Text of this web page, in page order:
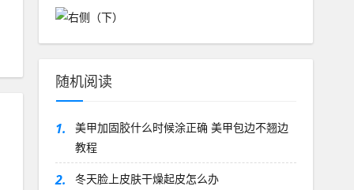
随机阅读
1.
美甲加固胶什么时候涂正确 美甲包边不翘边
教程
2. 冬天脸上皮肤干燥起皮怎么办